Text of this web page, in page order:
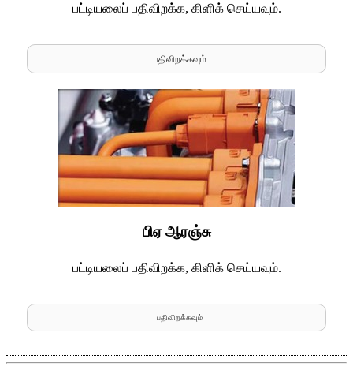
பட்டியலைப் பதிவிறக்க, கிளிக் செய்யவும்.
பதிவிறக்கவும்
பிஏ ஆரஞ்சு
பட்டியலைப் பதிவிறக்க, கிளிக் செய்யவும்.
பதிவிறக்கவும்